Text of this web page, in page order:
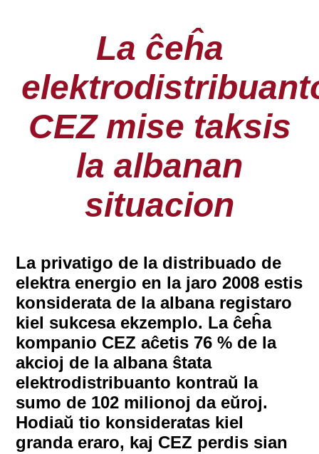
La ĉeĥa
CEZ mise taksis
la albanan
situacion
La privatigo de la distribuado de
elektra energio en la jaro 2008 estis
konsiderata de la albana registaro
kiel sukcesa ekzemplo. La ĉeĥa
kompanio CEZ aĉetis 76 % de la
akcioj de la albana ŝtata
elektrodistribuanto kontraŭ la
sumo de 102 milionoj da eŭroj.
Hodiaŭ tio konsideratas kiel
granda eraro, kaj CEZ perdis sian